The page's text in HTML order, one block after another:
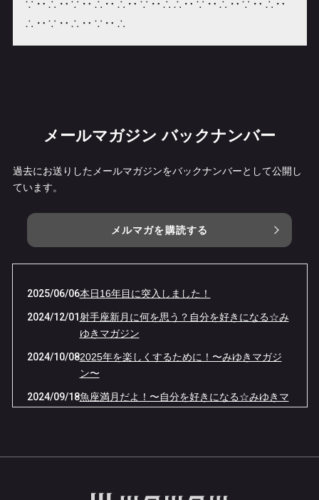
∵‥∴‥∵‥∴‥∴‥∵‥∴∴‥∵‥∴‥∵‥∴‥
∴‥∵‥∴‥∵‥∴
メールマガジン バックナンバー
過去にお送りしたメールマガジンをバックナンバーとして公開し
ています。
メルマガを購読する
2025/06/06本日16年目に突入しました！
2024/12/01射手座新月に何を思う？自分を好きになる☆み
ゆきマガジン
2024/10/082025年を楽しくするために！〜みゆきマガジ
ン〜
2024/09/18魚座満月だよ！〜自分を好きになる☆みゆきマ